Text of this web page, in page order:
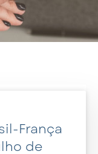
França
de